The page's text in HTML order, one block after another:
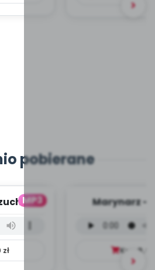
pobierane
MP3
-
zł
Marynarz -
Kup 9.99